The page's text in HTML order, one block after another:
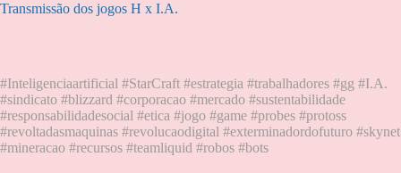
Transmissão dos jogos H x I.A.
#Inteligenciaartificial #StarCraft #estrategia #trabalhadores #gg #I.A.
#sindicato #blizzard #corporacao #mercado #sustentabilidade
#responsabilidadesocial #etica #jogo #game #probes #protoss
#revoltadasmaquinas #revolucaodigital #exterminadordofuturo #skynet
#mineracao #recursos #teamliquid #robos #bots